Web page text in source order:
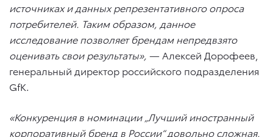
источниках и данных репрезентативного опроса
потребителей. Таким образом, данное
исследование позволяет брендам непредвзято
оценивать свои результаты», — Алексей Дорофеев,
генеральный директор российского подразделения
GfK.
«Конкуренция в номинации „Лучший иностранный
корпоративный бренд в России“ довольно сложная.